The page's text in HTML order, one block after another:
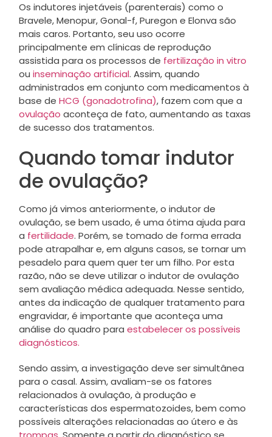
Os indutores injetáveis (parenterais) como o
Bravele, Menopur, Gonal-f, Puregon e Elonva são
mais caros. Portanto, seu uso ocorre
principalmente em clínicas de reprodução
assistida para os processos de fertilização in vitro
ou inseminação artificial. Assim, quando
administrados em conjunto com medicamentos à
base de HCG (gonadotrofina), fazem com que a
ovulação aconteça de fato, aumentando as taxas
de sucesso dos tratamentos.
Quando tomar indutor
de ovulação?
Como já vimos anteriormente, o indutor de
ovulação, se bem usado, é uma ótima ajuda para
a fertilidade. Porém, se tomado de forma errada
pode atrapalhar e, em alguns casos, se tornar um
pesadelo para quem quer ter um filho. Por esta
razão, não se deve utilizar o indutor de ovulação
sem avaliação médica adequada. Nesse sentido,
antes da indicação de qualquer tratamento para
engravidar, é importante que aconteça uma
análise do quadro para estabelecer os possíveis
diagnósticos.
Sendo assim, a investigação deve ser simultânea
para o casal. Assim, avaliam-se os fatores
relacionados à ovulação, à produção e
características dos espermatozoides, bem como
possíveis alterações relacionadas ao útero e às